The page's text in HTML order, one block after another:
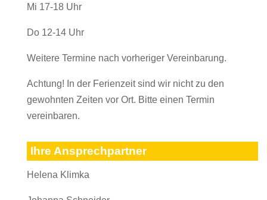
Mi 17-18 Uhr
Do 12-14 Uhr
Weitere Termine nach vorheriger Vereinbarung.
Achtung! In der Ferienzeit sind wir nicht zu den
gewohnten Zeiten vor Ort. Bitte einen Termin
vereinbaren.
Ihre Ansprechpartner
Helena Klimka